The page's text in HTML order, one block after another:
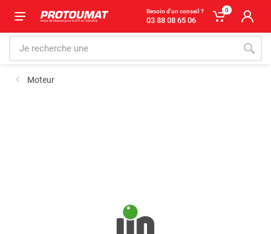
Besoin d'un conseil ?
03 88 08 65 06
0
Moteur